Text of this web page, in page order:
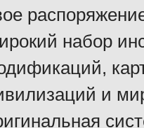
набор
и